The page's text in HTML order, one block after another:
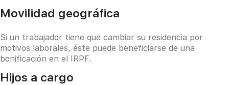
Movilidad geográfica
Si un trabajador tiene que cambiar su residencia por
motivos laborales, éste puede beneficiarse de una
bonificación en el IRPF.
Hijos a cargo